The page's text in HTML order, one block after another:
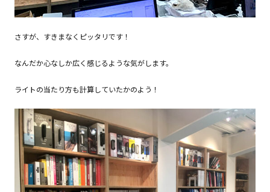
さすが、すきまなくピッタリです！
なんだか心なしか広く感じるような気がします。
ライトの当たり方も計算していたかのよう！